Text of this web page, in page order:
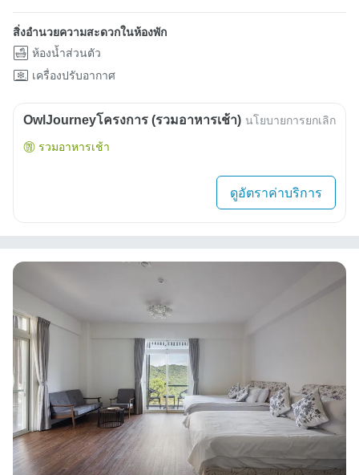
สิ่งอำนวยความสะดวกในห้องพัก
ห้องน้ำส่วนตัว
เครื่องปรับอากาศ
OwlJourneyโครงการ (รวมอาหารเช้า) นโยบายการยกเลิก
รวมอาหารเช้า
ดูอัตราค่าบริการ